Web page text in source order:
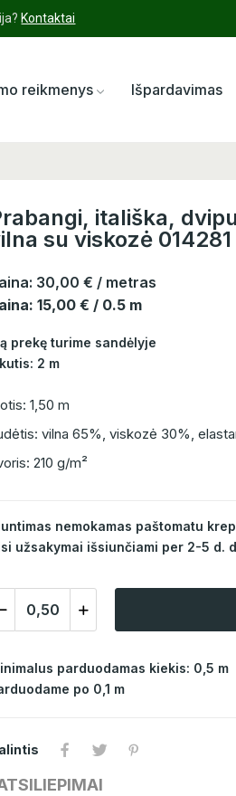
Kontaktai
reikmenys Išpardavimas
itališka,
su viskozė 014281
30,00 € / metras
15,00 € / 0.5 m
prekę turime sandėlyje
2 m
1,50 m
vilna 65%, viskozė 30%,
210 g/m²
nemokamas paštomatu
užsakymai išsiunčiami per 2-5 d.
parduodamas kiekis: 0,5 m
po 0,1 m